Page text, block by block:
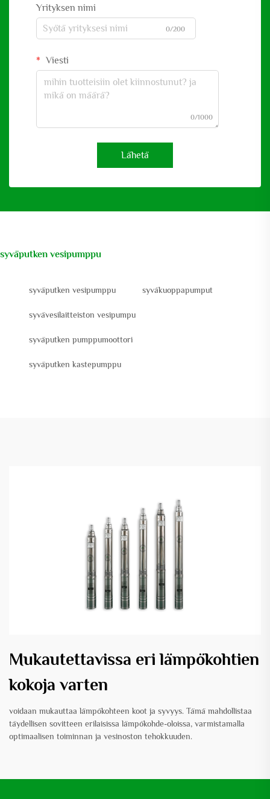
Yrityksen nimi
0/200
Viesti
0/1000
Lähetä
syväputken vesipumppu
syväputken vesipumppu syväkuoppapumput
syvävesilaitteiston vesipumpu
syväputken pumppumoottori
syväputken kastepumppu
Mukautettavissa eri lämpökohtien
kokoja varten
voidaan mukauttaa lämpökohteen koot ja syvyys. Tämä mahdollistaa
täydellisen sovitteen erilaisissa lämpökohde-oloissa, varmistamalla
optimaalisen toiminnan ja vesinoston tehokkuuden.